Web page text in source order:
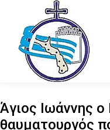
Άγιος Ιωάννης
θαυματουργός